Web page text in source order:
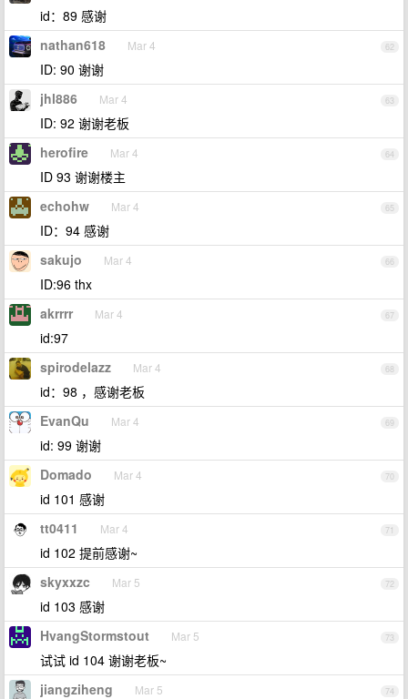
id：89 感谢
62
nathan618 Mar 4
ID: 90 谢谢
63
jhl886 Mar 4
ID: 92 谢谢老板
64
herofire Mar 4
ID 93 谢谢楼主
65
echohw Mar 4
ID：94 感谢
66
sakujo Mar 4
ID:96 thx
67
akrrrr Mar 4
id:97
68
spirodelazz Mar 4
id：98 ，感谢老板
69
EvanQu Mar 4
id: 99 谢谢
70
Domado Mar 4
id 101 感谢
71
tt0411 Mar 4
id 102 提前感谢~
72
skyxxzc Mar 5
id 103 感谢
73
HvangStormstout Mar 5
试试 id 104 谢谢老板~
74
jiangziheng Mar 5